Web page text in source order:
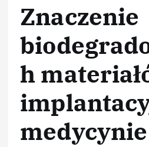
Znaczenie
h
medycynie